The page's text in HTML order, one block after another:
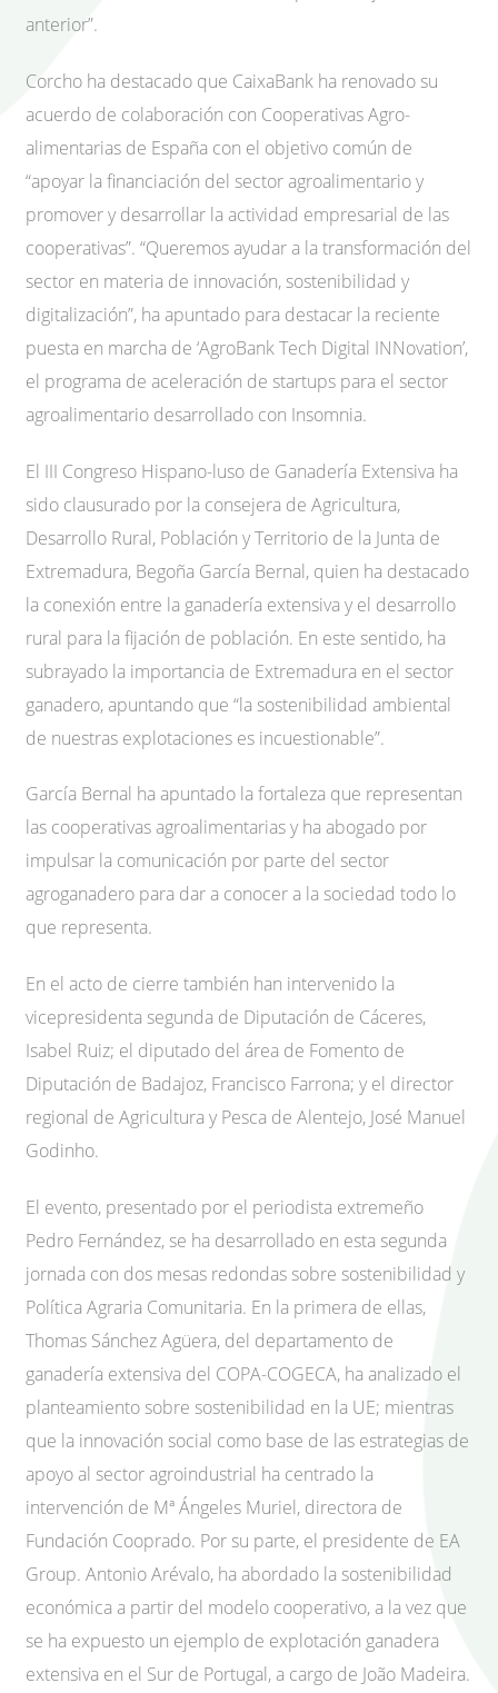
anterior”.
Corcho ha destacado que CaixaBank ha renovado su
acuerdo de colaboración con Cooperativas Agro-
alimentarias de España con el objetivo común de
“apoyar la financiación del sector agroalimentario y
promover y desarrollar la actividad empresarial de las
cooperativas”. “Queremos ayudar a la transformación del
sector en materia de innovación, sostenibilidad y
digitalización”, ha apuntado para destacar la reciente
puesta en marcha de ‘AgroBank Tech Digital INNovation’,
el programa de aceleración de startups para el sector
agroalimentario desarrollado con Insomnia.
El III Congreso Hispano-luso de Ganadería Extensiva ha
sido clausurado por la consejera de Agricultura,
Desarrollo Rural, Población y Territorio de la Junta de
Extremadura, Begoña García Bernal, quien ha destacado
la conexión entre la ganadería extensiva y el desarrollo
rural para la fijación de población. En este sentido, ha
subrayado la importancia de Extremadura en el sector
ganadero, apuntando que “la sostenibilidad ambiental
de nuestras explotaciones es incuestionable”.
García Bernal ha apuntado la fortaleza que representan
las cooperativas agroalimentarias y ha abogado por
impulsar la comunicación por parte del sector
agroganadero para dar a conocer a la sociedad todo lo
que representa.
En el acto de cierre también han intervenido la
vicepresidenta segunda de Diputación de Cáceres,
Isabel Ruiz; el diputado del área de Fomento de
Diputación de Badajoz, Francisco Farrona; y el director
regional de Agricultura y Pesca de Alentejo, José Manuel
Godinho.
El evento, presentado por el periodista extremeño
Pedro Fernández, se ha desarrollado en esta segunda
jornada con dos mesas redondas sobre sostenibilidad y
Política Agraria Comunitaria. En la primera de ellas,
Thomas Sánchez Agüera, del departamento de
ganadería extensiva del COPA-COGECA, ha analizado el
planteamiento sobre sostenibilidad en la UE; mientras
que la innovación social como base de las estrategias de
apoyo al sector agroindustrial ha centrado la
intervención de Mª Ángeles Muriel, directora de
Fundación Cooprado. Por su parte, el presidente de EA
Group. Antonio Arévalo, ha abordado la sostenibilidad
económica a partir del modelo cooperativo, a la vez que
se ha expuesto un ejemplo de explotación ganadera
extensiva en el Sur de Portugal, a cargo de João Madeira.